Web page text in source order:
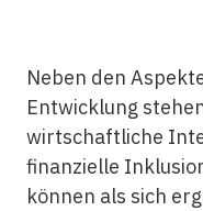
Neben den
Entwicklung
wirtschaftliche
finanzielle
können als sich